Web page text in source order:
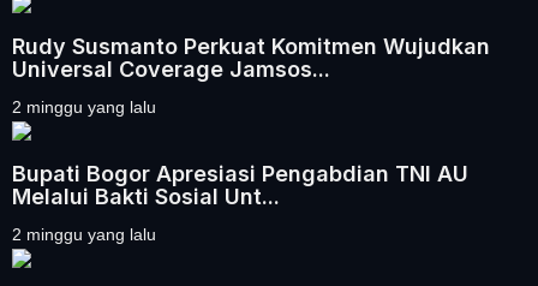
Rudy Susmanto Perkuat Komitmen Wujudkan
Universal Coverage Jamsos...
2 minggu yang lalu
Bupati Bogor Apresiasi Pengabdian TNI AU
Melalui Bakti Sosial Unt...
2 minggu yang lalu